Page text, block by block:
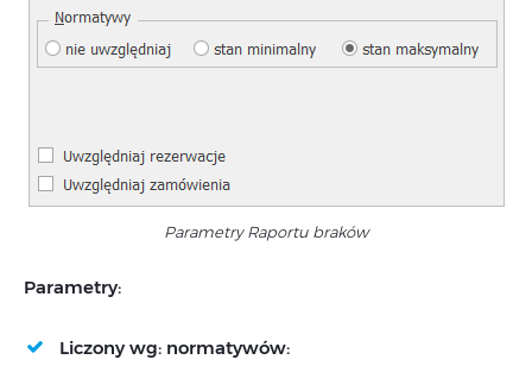
Parametry Raportu braków
Parametry:
Liczony wg: normatywów: